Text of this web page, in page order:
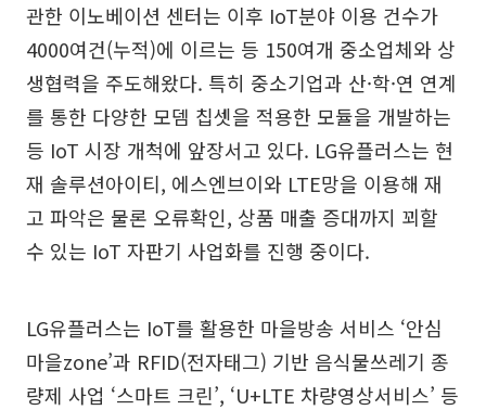
관한 이노베이션 센터는 이후 IoT분야 이용 건수가
4000여건(누적)에 이르는 등 150여개 중소업체와 상
생협력을 주도해왔다. 특히 중소기업과 산·학·연 연계
를 통한 다양한 모뎀 칩셋을 적용한 모듈을 개발하는
등 IoT 시장 개척에 앞장서고 있다. LG유플러스는 현
재 솔루션아이티, 에스엔브이와 LTE망을 이용해 재
고 파악은 물론 오류확인, 상품 매출 증대까지 꾀할
수 있는 IoT 자판기 사업화를 진행 중이다.
LG유플러스는 IoT를 활용한 마을방송 서비스 ‘안심
마을zone’과 RFID(전자태그) 기반 음식물쓰레기 종
량제 사업 ‘스마트 크린’, ‘U+LTE 차량영상서비스’ 등